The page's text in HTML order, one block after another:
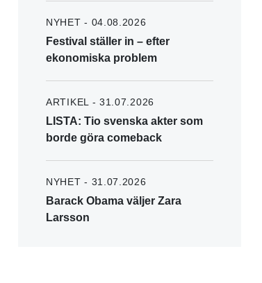
NYHET - 04.08.2026
Festival ställer in – efter
ekonomiska problem
ARTIKEL - 31.07.2026
LISTA: Tio svenska akter som
borde göra comeback
NYHET - 31.07.2026
Barack Obama väljer Zara
Larsson